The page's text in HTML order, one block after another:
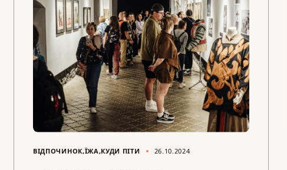
ВІДПОЧИНОК ЇЖА КУДИ ПІТИ 26.10.2024